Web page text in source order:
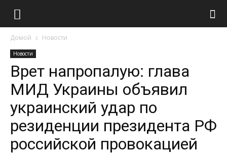
Домой Новости
Новости
Врет напропалую: глава
МИД Украины объявил
украинский удар по
резиденции президента РФ
российской провокацией